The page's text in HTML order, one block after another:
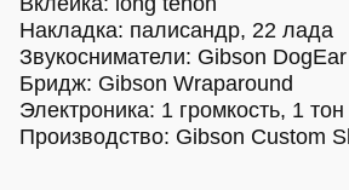
Накладка: палисандр, 22 лада
Звукосниматели: Gibson
Бридж: Gibson Wraparound
Электроника: 1 громкость, 1 тон
Производство: Gibson Custom